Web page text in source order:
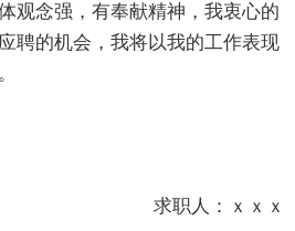
观念强，有奉献精神，我衷心的
聘的机会，我将以我的工作表现
求职人：ｘｘｘ